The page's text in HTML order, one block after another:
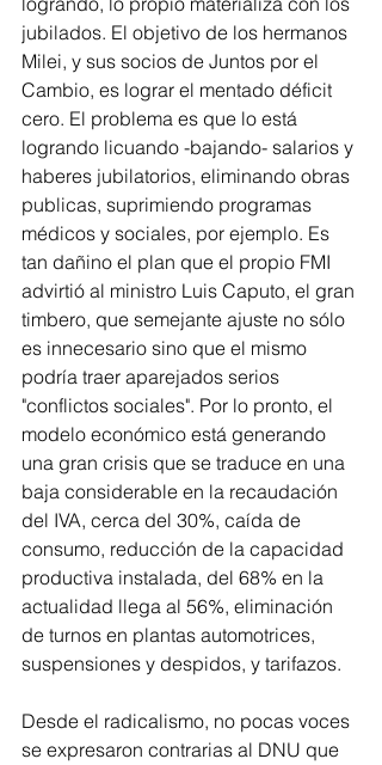
jubilados. El objetivo de los hermanos
Milei, y sus socios de Juntos por el
Cambio, es lograr el mentado déficit
cero. El problema es que lo está
logrando licuando -bajando- salarios y
haberes jubilatorios, eliminando obras
publicas, suprimiendo programas
médicos y sociales, por ejemplo. Es
tan dañino el plan que el propio FMI
advirtió al ministro Luis Caputo, el gran
timbero, que semejante ajuste no sólo
es innecesario sino que el mismo
podría traer aparejados serios
"conflictos sociales". Por lo pronto, el
modelo económico está generando
una gran crisis que se traduce en una
baja considerable en la recaudación
del IVA, cerca del 30%, caída de
consumo, reducción de la capacidad
productiva instalada, del 68% en la
actualidad llega al 56%, eliminación
de turnos en plantas automotrices,
suspensiones y despidos, y tarifazos.
Desde el radicalismo, no pocas voces
se expresaron contrarias al DNU que